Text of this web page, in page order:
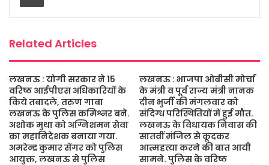
o
Related Articles
लखनऊ : योगी सरकार ने 15
वरिष्ठ आईपीएस अधिकारियों के
किये तबादले, तरुण गाबा
लखनऊ के पुलिस कमिश्नर बने.
अशोक मुथा को अग्निशमन सेवा
का महानिदेशक बनाया गया.
अमरेन्द्र कुमार सेंगर को पुलिस
आयुक्त, लखनऊ से पुलिस
लखनऊ : भाजपा ओबीसी मोर्चा
के मंत्री व पूर्व राज्य मंत्री नानक
दीन भुर्जी की मंगलवार को
संदिग्ध परिस्थितियों में हुई मौत.
लखनऊ के विधायक निवास की
सातवीं मंजिल से कूदकर
आत्महत्या करने की बात आयी
सामने. पुलिस के वरिष्ठ